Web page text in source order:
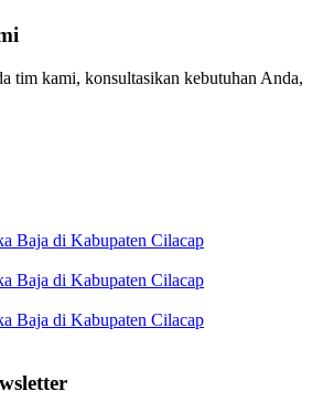
tim kami, konsultasikan kebutuhan Anda,
Baja di Kabupaten Cilacap
Baja di Kabupaten Cilacap
Baja di Kabupaten Cilacap